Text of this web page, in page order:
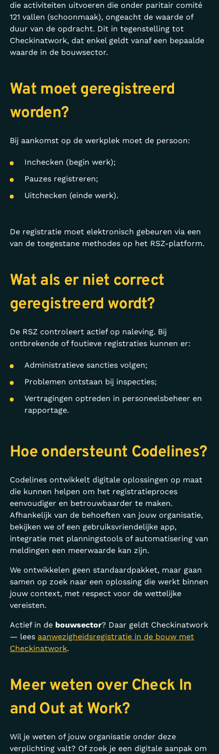
die activiteiten uitvoeren die onder paritair comité
121 vallen (schoonmaak), ongeacht de waarde of
duur van de opdracht. Dit in tegenstelling tot
Checkinatwork, dat enkel geldt vanaf een bepaalde
waarde in de bouwsector.
Wat moet geregistreerd
worden?
Bij aankomst op de werkplek moet de persoon:
Inchecken (begin werk);
Pauzes registreren;
Uitchecken (einde werk).
De registratie moet elektronisch gebeuren via een
van de toegestane methodes op het RSZ-platform.
Wat als er niet correct
geregistreerd wordt?
De RSZ controleert actief op naleving. Bij
ontbrekende of foutieve registraties kunnen er:
Administratieve sancties volgen;
Problemen ontstaan bij inspecties;
Vertragingen optreden in personeelsbeheer en
rapportage.
Hoe ondersteunt Codelines?
Codelines ontwikkelt digitale oplossingen op maat
die kunnen helpen om het registratieproces
eenvoudiger en betrouwbaarder te maken.
Afhankelijk van de behoeften van jouw organisatie,
bekijken we of een gebruiksvriendelijke app,
integratie met planningstools of automatisering van
meldingen een meerwaarde kan zijn.
We ontwikkelen geen standaardpakket, maar gaan
samen op zoek naar een oplossing die werkt binnen
jouw context, met respect voor de wettelijke
vereisten.
Actief in de bouwsector? Daar geldt Checkinatwork
— lees aanwezigheidsregistratie in de bouw met
Checkinatwork.
Meer weten over Check In
and Out at Work?
Wil je weten of jouw organisatie onder deze
verplichting valt? Of zoek je een digitale aanpak om